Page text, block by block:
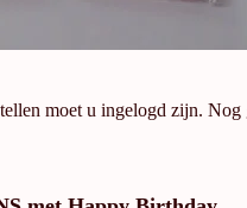
moet u ingelogd zijn. Nog